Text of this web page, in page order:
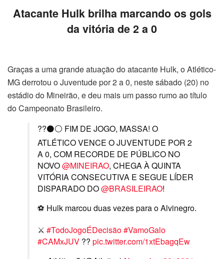
Atacante Hulk brilha marcando os gols
da vitória de 2 a 0
Graças a uma grande atuação do atacante Hulk, o Atlético-
MG derrotou o Juventude por 2 a 0, neste sábado (20) no
estádio do Mineirão, e deu mais um passo rumo ao título
do Campeonato Brasileiro.
??⚫⚪ FIM DE JOGO, MASSA! O
ATLÉTICO VENCE O JUVENTUDE POR 2
A 0, COM RECORDE DE PÚBLICO NO
NOVO@MINEIRAO, CHEGA À QUINTA
VITÓRIA CONSECUTIVA E SEGUE LÍDER
DISPARADO DO@BRASILEIRAO!
⚽️ Hulk marcou duas vezes para o Alvinegro.
⚔️ #TodoJogoÉDecisão#VamoGalo
#CAMxJUV ??️ pic.twitter.com/1xtEbagqEw